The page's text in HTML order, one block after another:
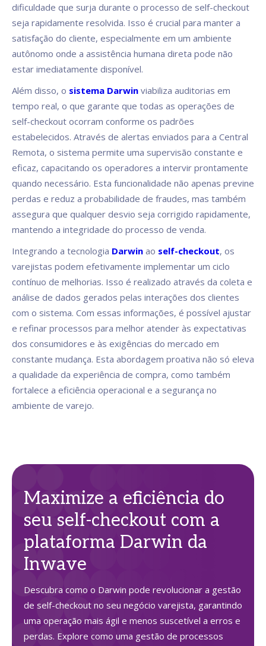
dificuldade que surja durante o processo de self-checkout
seja rapidamente resolvida. Isso é crucial para manter a
satisfação do cliente, especialmente em um ambiente
autônomo onde a assistência humana direta pode não
estar imediatamente disponível.
Além disso, o sistema Darwin viabiliza auditorias em
tempo real, o que garante que todas as operações de
self-checkout ocorram conforme os padrões
estabelecidos. Através de alertas enviados para a Central
Remota, o sistema permite uma supervisão constante e
eficaz, capacitando os operadores a intervir prontamente
quando necessário. Esta funcionalidade não apenas previne
perdas e reduz a probabilidade de fraudes, mas também
assegura que qualquer desvio seja corrigido rapidamente,
mantendo a integridade do processo de venda.
Integrando a tecnologia Darwin ao self-checkout, os
varejistas podem efetivamente implementar um ciclo
contínuo de melhorias. Isso é realizado através da coleta e
análise de dados gerados pelas interações dos clientes
com o sistema. Com essas informações, é possível ajustar
e refinar processos para melhor atender às expectativas
dos consumidores e às exigências do mercado em
constante mudança. Esta abordagem proativa não só eleva
a qualidade da experiência de compra, como também
fortalece a eficiência operacional e a segurança no
ambiente de varejo.
Maximize a eficiência do
seu self-checkout com a
plataforma Darwin da
Inwave
Descubra como o Darwin pode revolucionar a gestão
de self-checkout no seu negócio varejista, garantindo
uma operação mais ágil e menos suscetível a erros e
perdas. Explore como uma gestão de processos